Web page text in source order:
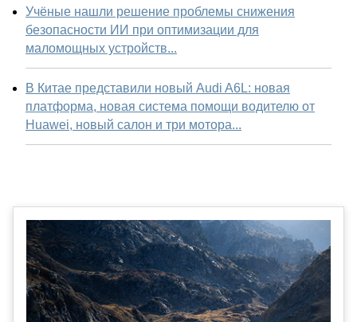
Учёные нашли решение проблемы снижения
безопасности ИИ при оптимизации для
маломощных устройств...
В Китае представили новый Audi A6L: новая
платформа, новая система помощи водителю от
Huawei, новый салон и три мотора...